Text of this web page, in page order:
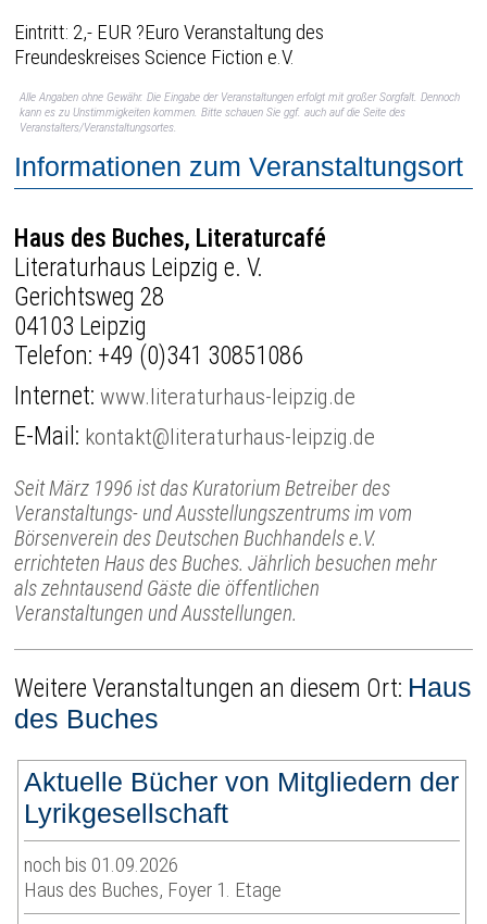
Eintritt: 2,- EUR ?Euro Veranstaltung des
Freundeskreises Science Fiction e.V.
Alle Angaben ohne Gewähr. Die Eingabe der Veranstaltungen erfolgt mit großer Sorgfalt. Dennoch
kann es zu Unstimmigkeiten kommen. Bitte schauen Sie ggf. auch auf die Seite des
Veranstalters/Veranstaltungsortes.
Informationen zum Veranstaltungsort
Haus des Buches, Literaturcafé
Literaturhaus Leipzig e. V.
Gerichtsweg 28
04103 Leipzig
Telefon: +49 (0)341 30851086
Internet:www.literaturhaus-leipzig.de
E-Mail: kontakt@literaturhaus-leipzig.de
Seit März 1996 ist das Kuratorium Betreiber des
Veranstaltungs- und Ausstellungszentrums im vom
Börsenverein des Deutschen Buchhandels e.V.
errichteten Haus des Buches. Jährlich besuchen mehr
als zehntausend Gäste die öffentlichen
Veranstaltungen und Ausstellungen.
Weitere Veranstaltungen an diesem Ort: Haus
des Buches
Aktuelle Bücher von Mitgliedern der
Lyrikgesellschaft
noch bis 01.09.2026
Haus des Buches, Foyer 1. Etage